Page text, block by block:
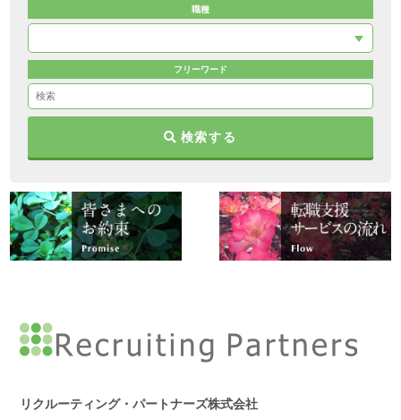
職種
フリーワード
検索する
リクルーティング・パートナーズ株式会社